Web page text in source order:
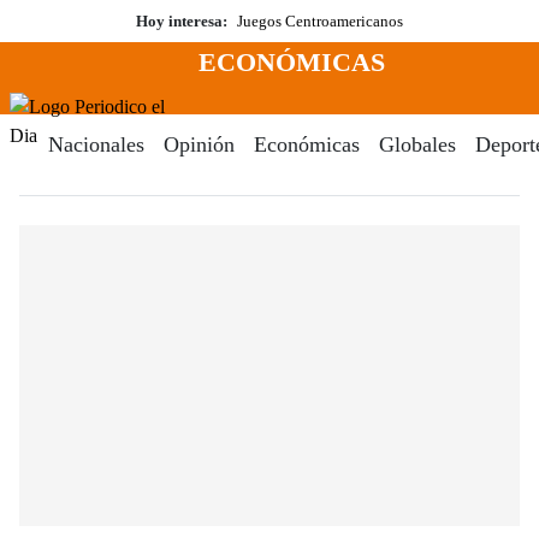
al
Hoy interesa: Juegos Centroamericanos
Menú
ECONÓMICAS
Nacionales Opinión Económicas Globales